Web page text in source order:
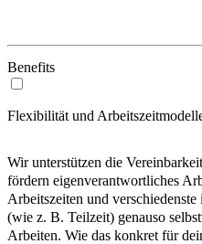
Benefits
Flexibilität und
Wir unterstützen die
fördern eigenverantwortliches
Arbeitszeiten und
(wie z. B. Teilzeit) genauso
Arbeiten. Wie das konkret für